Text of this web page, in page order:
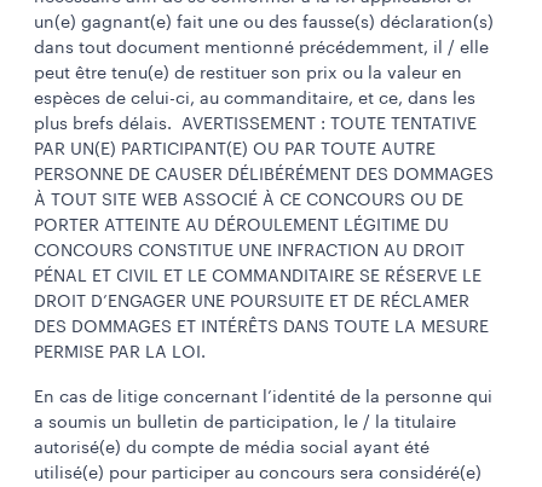
un(e) gagnant(e) fait une ou des fausse(s) déclaration(s)
dans tout document mentionné précédemment, il / elle
peut être tenu(e) de restituer son prix ou la valeur en
espèces de celui-ci, au commanditaire, et ce, dans les
plus brefs délais. AVERTISSEMENT : TOUTE TENTATIVE
PAR UN(E) PARTICIPANT(E) OU PAR TOUTE AUTRE
PERSONNE DE CAUSER DÉLIBÉRÉMENT DES DOMMAGES
À TOUT SITE WEB ASSOCIÉ À CE CONCOURS OU DE
PORTER ATTEINTE AU DÉROULEMENT LÉGITIME DU
CONCOURS CONSTITUE UNE INFRACTION AU DROIT
PÉNAL ET CIVIL ET LE COMMANDITAIRE SE RÉSERVE LE
DROIT D’ENGAGER UNE POURSUITE ET DE RÉCLAMER
DES DOMMAGES ET INTÉRÊTS DANS TOUTE LA MESURE
PERMISE PAR LA LOI.
En cas de litige concernant l’identité de la personne qui
a soumis un bulletin de participation, le / la titulaire
autorisé(e) du compte de média social ayant été
utilisé(e) pour participer au concours sera considéré(e)